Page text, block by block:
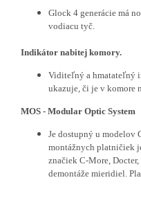
Glock 4 generácie má
vodiacu tyč.
Indikátor nabitej komory.
Viditeľný a hmatateľný
ukazuje, či je v komore
MOS - Modular Optic System
Je dostupný u modelov
montážnych platničiek
značiek C-More,
demontáže mieridiel.